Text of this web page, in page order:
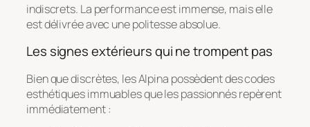
indiscrets. La performance est immense, mais elle
est délivrée avec une politesse absolue.
Les signes extérieurs qui ne trompent pas
Bien que discrètes, les Alpina possèdent des codes
esthétiques immuables que les passionnés repèrent
immédiatement :